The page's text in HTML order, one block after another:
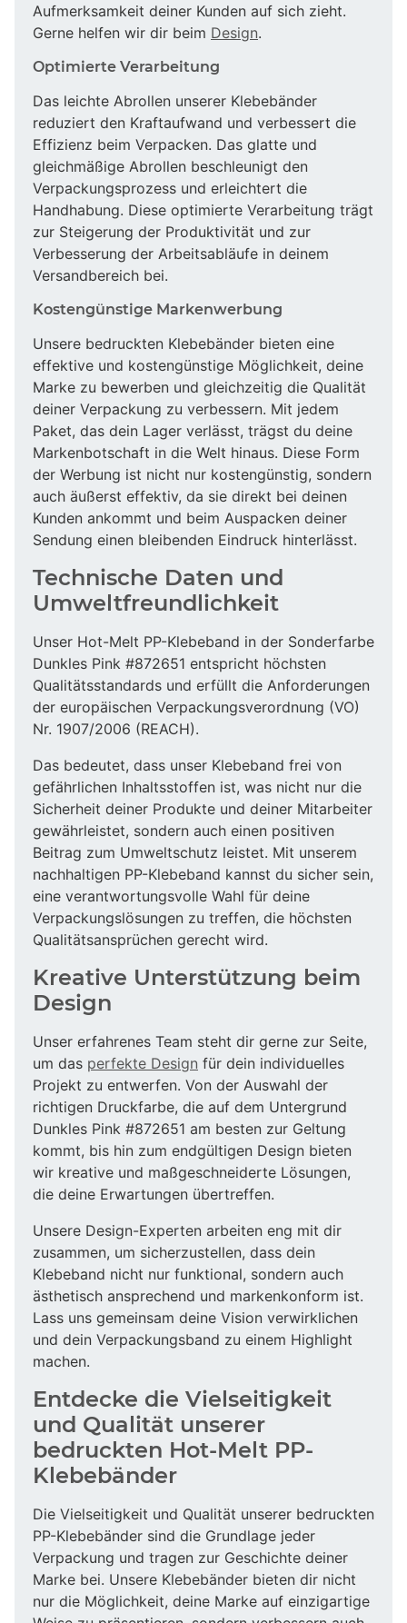
Aufmerksamkeit deiner Kunden auf sich zieht.
Gerne helfen wir dir beim Design.
Optimierte Verarbeitung
Das leichte Abrollen unserer Klebebänder
reduziert den Kraftaufwand und verbessert die
Effizienz beim Verpacken. Das glatte und
gleichmäßige Abrollen beschleunigt den
Verpackungsprozess und erleichtert die
Handhabung. Diese optimierte Verarbeitung trägt
zur Steigerung der Produktivität und zur
Verbesserung der Arbeitsabläufe in deinem
Versandbereich bei.
Kostengünstige Markenwerbung
Unsere bedruckten Klebebänder bieten eine
effektive und kostengünstige Möglichkeit, deine
Marke zu bewerben und gleichzeitig die Qualität
deiner Verpackung zu verbessern. Mit jedem
Paket, das dein Lager verlässt, trägst du deine
Markenbotschaft in die Welt hinaus. Diese Form
der Werbung ist nicht nur kostengünstig, sondern
auch äußerst effektiv, da sie direkt bei deinen
Kunden ankommt und beim Auspacken deiner
Sendung einen bleibenden Eindruck hinterlässt.
Technische Daten und
Umweltfreundlichkeit
Unser Hot-Melt PP-Klebeband in der Sonderfarbe
Dunkles Pink #872651 entspricht höchsten
Qualitätsstandards und erfüllt die Anforderungen
der europäischen Verpackungsverordnung (VO)
Nr. 1907/2006 (REACH).
Das bedeutet, dass unser Klebeband frei von
gefährlichen Inhaltsstoffen ist, was nicht nur die
Sicherheit deiner Produkte und deiner Mitarbeiter
gewährleistet, sondern auch einen positiven
Beitrag zum Umweltschutz leistet. Mit unserem
nachhaltigen PP-Klebeband kannst du sicher sein,
eine verantwortungsvolle Wahl für deine
Verpackungslösungen zu treffen, die höchsten
Qualitätsansprüchen gerecht wird.
Kreative Unterstützung beim
Design
Unser erfahrenes Team steht dir gerne zur Seite,
um das perfekte Design für dein individuelles
Projekt zu entwerfen. Von der Auswahl der
richtigen Druckfarbe, die auf dem Untergrund
Dunkles Pink #872651 am besten zur Geltung
kommt, bis hin zum endgültigen Design bieten
wir kreative und maßgeschneiderte Lösungen,
die deine Erwartungen übertreffen.
Unsere Design-Experten arbeiten eng mit dir
zusammen, um sicherzustellen, dass dein
Klebeband nicht nur funktional, sondern auch
ästhetisch ansprechend und markenkonform ist.
Lass uns gemeinsam deine Vision verwirklichen
und dein Verpackungsband zu einem Highlight
machen.
Entdecke die Vielseitigkeit
und Qualität unserer
bedruckten Hot-Melt PP-
Klebebänder
Die Vielseitigkeit und Qualität unserer bedruckten
PP-Klebebänder sind die Grundlage jeder
Verpackung und tragen zur Geschichte deiner
Marke bei. Unsere Klebebänder bieten dir nicht
nur die Möglichkeit, deine Marke auf einzigartige